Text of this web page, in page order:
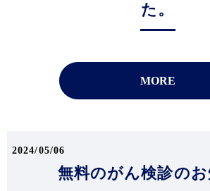
た。
MORE
2024/05/06
無料のがん検診の